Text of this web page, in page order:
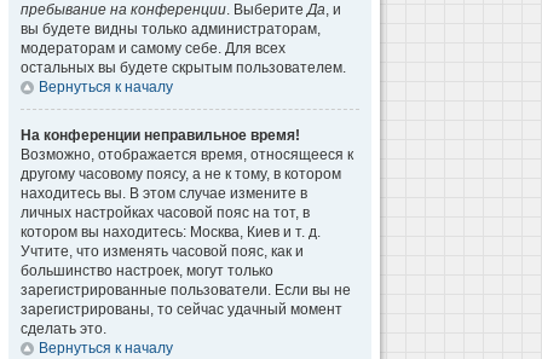
пребывание на конференции. ВыберитеДа, и
вы будете видны только администраторам,
модераторам и самому себе. Для всех
остальных вы будете скрытым пользователем.
Вернуться к началу
На конференции неправильное время!
Возможно, отображается время, относящееся к
другому часовому поясу, а не к тому, в котором
находитесь вы. В этом случае измените в
личных настройках часовой пояс на тот, в
котором вы находитесь: Москва, Киев и т. д.
Учтите, что изменять часовой пояс, как и
большинство настроек, могут только
зарегистрированные пользователи. Если вы не
зарегистрированы, то сейчас удачный момент
сделать это.
Вернуться к началу